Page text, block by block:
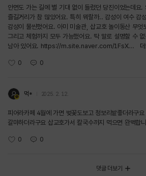
안면도 가는 길에 별 기대 없이 들렀던 당진이었는데요.
즐길거리가 참 많았어요. 특히 뭐랄까.. 감성이 여수 감
감성이 물씬했어요. 아미 미술관, 삽교호 놀이동산 무엇
그리고 체험까지 모두 가능했어요. 딱 말로 설명할 수
남아 있어요. https://m.site.naver.com/1FsX...
더
0 0
먹* 2025. 2. 12.
피어라카페 4월에 가면 벚꽃도보고 청보리밭좋더라구요
갈먀하더라구요 삽교호가서 칼국수까지 먹으면 완벽합
0 0
댓글 더보기